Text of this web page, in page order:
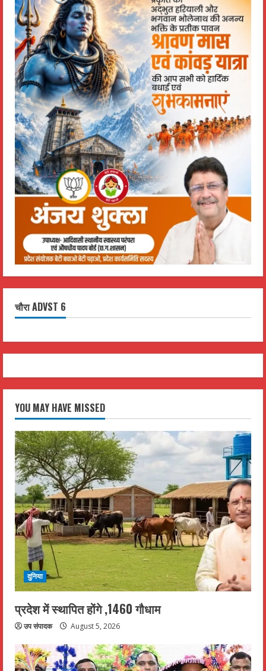
चौरा ADVST 6
YOU MAY HAVE MISSED
दुनिया
प्रदेश में स्थापित होंगे ,1460 गौधाम
उप संपादक August 5, 2026